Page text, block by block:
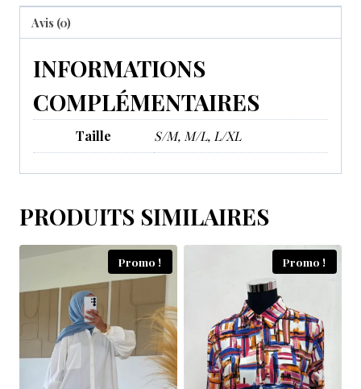
Avis (0)
INFORMATIONS
COMPLÉMENTAIRES
Taille S/M, M/L, L/XL
PRODUITS SIMILAIRES
Promo ! Promo !